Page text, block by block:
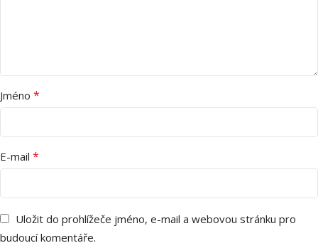
Jméno *
E-mail *
Uložit do prohlížeče jméno, e-mail a webovou stránku pro
budoucí komentáře.